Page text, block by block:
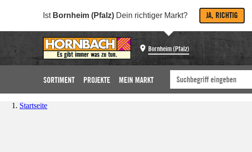
Ist Bornheim (Pfalz) Dein richtiger Markt? JA, RICHTIG
Bornheim (Pfalz)
SORTIMENT PROJEKTE MEIN MARKT
Startseite